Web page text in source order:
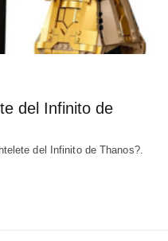
del Infinito de
del Infinito de Thanos?.